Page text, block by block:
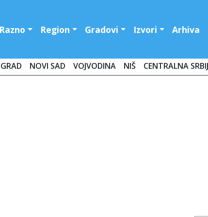
Razno Region Gradovi Izvori Arhiva
NOVI SAD VOJVODINA NIŠ CENTRALNA